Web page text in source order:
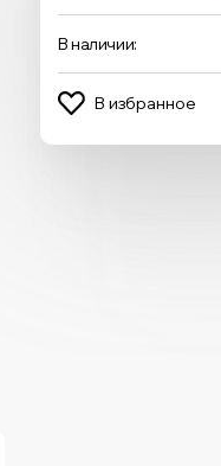
В наличии:
В избранное